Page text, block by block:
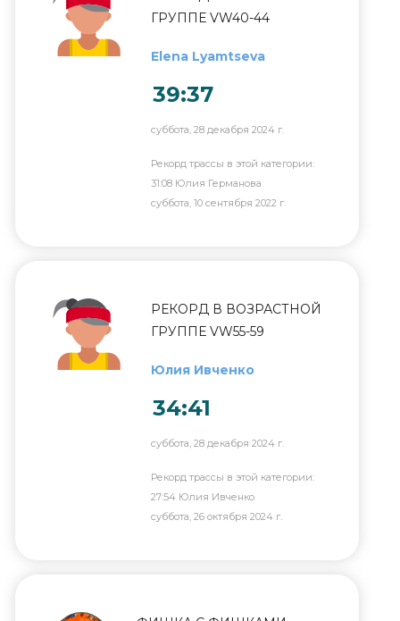
ГРУППЕ VW40-44
Elena Lyamtseva
39:37
суббота, 28 декабря 2024 г.
Рекорд трассы в этой категории:
31:08 Юлия Германова
суббота, 10 сентября 2022 г.
РЕКОРД В ВОЗРАСТНОЙ
ГРУППЕ VW55-59
Юлия Ивченко
34:41
суббота, 28 декабря 2024 г.
Рекорд трассы в этой категории:
27:54 Юлия Ивченко
суббота, 26 октября 2024 г.